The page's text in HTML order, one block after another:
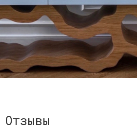
Отзывы